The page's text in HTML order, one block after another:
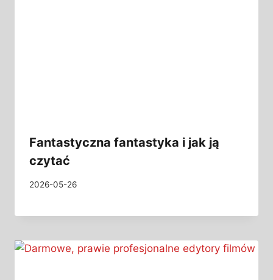
Fantastyczna fantastyka i jak ją
czytać
2026-05-26